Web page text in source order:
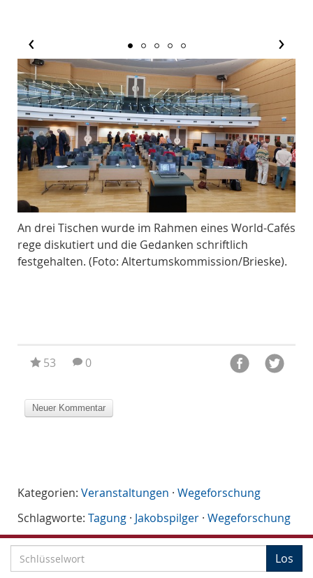
An drei Tischen wurde im Rahmen eines World-Cafés
rege diskutiert und die Gedanken schriftlich
festgehalten. (Foto: Altertumskommission/Brieske).
‹ ›
53 0
Kategorien: Veranstaltungen · Wegeforschung
Schlagworte: Tagung · Jakobspilger · Wegeforschung
c
Los